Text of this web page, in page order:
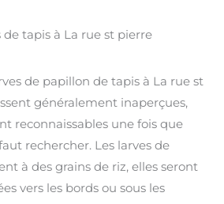
tapis à La rue st pierre
de papillon de tapis à La rue st
généralement inaperçues,
reconnaissables une fois que
rechercher. Les larves de
à des grains de riz, elles seront
vers les bords ou sous les